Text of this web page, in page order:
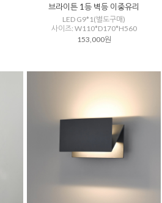
브라이튼 1등 벽등 이중유리
LED G9*1(별도구매)
사이즈: W110*D170*H560
153,000원